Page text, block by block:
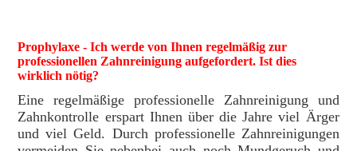
Prophylaxe - Ich werde von Ihnen regelmäßig zur
professionellen Zahnreinigung aufgefordert. Ist dies
wirklich nötig?
Eine regelmäßige professionelle Zahnreinigung und
Zahnkontrolle erspart Ihnen über die Jahre viel Ärger
und viel Geld. Durch professionelle Zahnreinigungen